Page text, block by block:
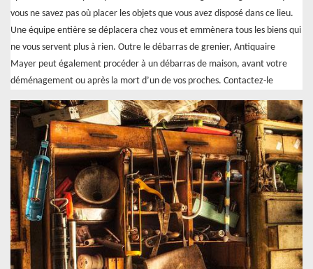
vous ne savez pas où placer les objets que vous avez disposé dans ce lieu.
Une équipe entière se déplacera chez vous et emmènera tous les biens qui
ne vous servent plus à rien. Outre le débarras de grenier, Antiquaire
Mayer peut également procéder à un débarras de maison, avant votre
déménagement ou après la mort d’un de vos proches. Contactez-le